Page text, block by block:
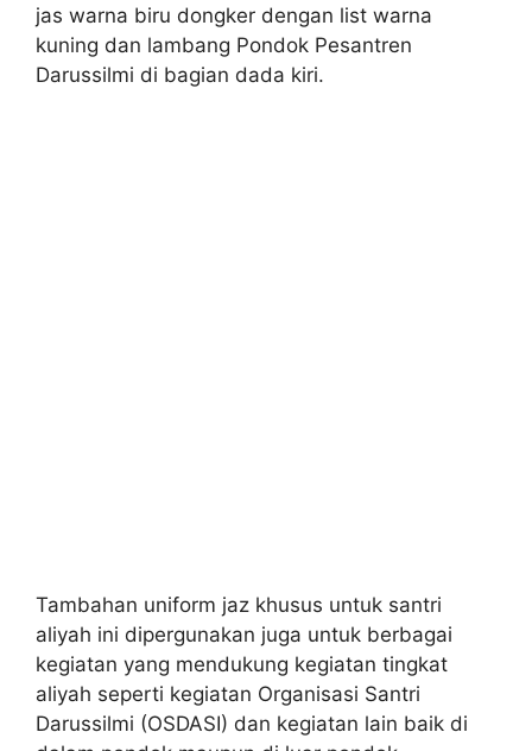
jas warna biru dongker dengan list warna
kuning dan lambang Pondok Pesantren
Darussilmi di bagian dada kiri.
Tambahan uniform jaz khusus untuk santri
aliyah ini dipergunakan juga untuk berbagai
kegiatan yang mendukung kegiatan tingkat
aliyah seperti kegiatan Organisasi Santri
Darussilmi (OSDASI) dan kegiatan lain baik di